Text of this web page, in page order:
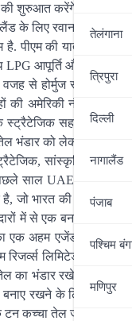
तेलंगाना
त्रिपुरा
दिल्‍ली
नागालैंड
पंजाब
पश्चिम
मणिपुर
शुरुआत करेंगे.विदेश
लिए रवाना होंगे.
है. पीएम की यात्रा में
आपूर्ति और
से होर्मुज स्ट्रेट की
की अमेरिकी नौसैनिक
सहयोग समझौते पर
को लेकर भी समझौते
सांस्कृतिक,
पिछले साल UAE कच्चे
जो भारत की जरूरत का
में से एक बना रहा है
एक अहम एजेंडा होगा.
रिजर्व्स लिमिटेड और
भंडार रखेगा. ISPRL
रखने के लिए
कच्चा तेल जमा रखती है.